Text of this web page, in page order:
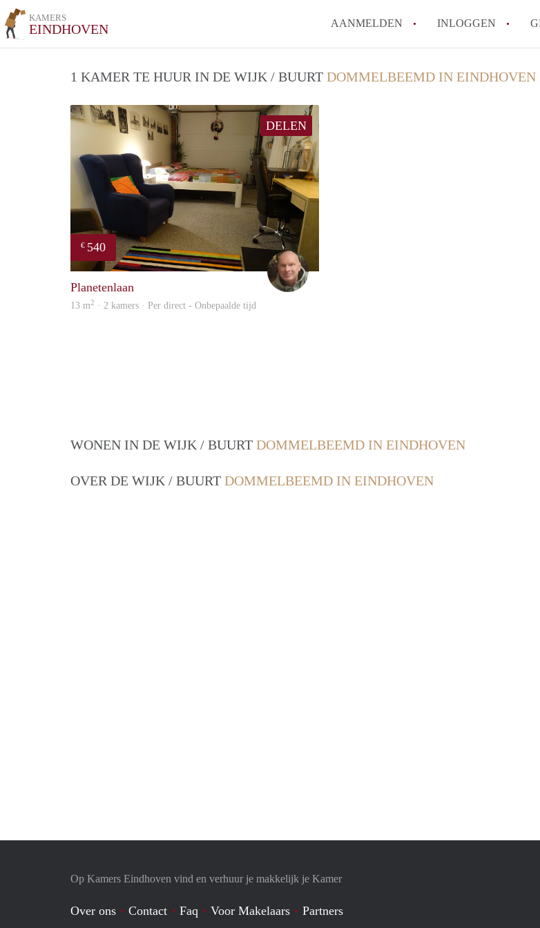
KAMERS
EINDHOVEN AANMELDEN INLOGGEN
How to
1 KAMER TE HUUR IN DE WIJK / BUURT DOMMELBEEMD IN EINDHOVEN
DELEN
€ 540
Planetenlaan
13 m2 · 2 kamers · Per direct - Onbepaalde tijd
WONEN IN DE WIJK / BUURT DOMMELBEEMD IN EINDHOVEN
OVER DE WIJK / BUURT DOMMELBEEMD IN EINDHOVEN
Op Kamers Eindhoven vind en verhuur je makkelijk je Kamer
Over ons Contact Faq Voor Makelaars Partners